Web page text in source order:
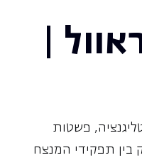
|
פשטות
בין תפקידי המנצח